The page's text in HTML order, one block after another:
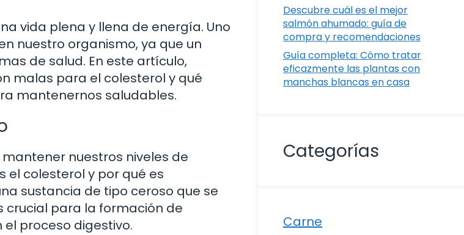
vida plena y llena de energía. Uno
nuestro organismo, ya que un
de salud. En este artículo,
malas para el colesterol y qué
mantenernos saludables.
nuestros niveles de
el colesterol y por qué es
sustancia de tipo ceroso que se
crucial para la formación de
proceso digestivo.
Descubre cuál es el mejor
salmón ahumado: guía de
compra y recomendaciones
Guía completa: Cómo tratar
eficazmente las plantas con
manchas blancas en casa
Categorías
Carne